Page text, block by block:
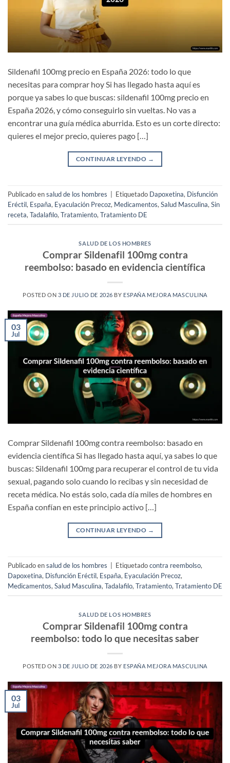
Sildenafil 100mg precio en España 2026: todo lo que
necesitas para comprar hoy Si has llegado hasta aquí es
porque ya sabes lo que buscas: sildenafil 100mg precio en
España 2026, y cómo conseguirlo sin vueltas. No vas a
encontrar una guía médica aburrida. Esto es un corte directo:
quieres el mejor precio, quieres pago […]
CONTINUAR LEYENDO →
Publicado ensalud de los hombres Etiquetado Dapoxetina, Disfunción
Eréctil, España, Eyaculación Precoz, Medicamentos, Salud Masculina, Sin
receta, Tadalafilo, Tratamiento, Tratamiento DE
SALUD DE LOS HOMBRES
Comprar Sildenafil 100mg contra
reembolso: basado en evidencia científica
POSTED ON 3 DE JULIO DE 2026 BY ESPAÑA MEJORA MASCULINA
03
Jul
Comprar Sildenafil 100mg contra reembolso: basado en
evidencia científica Si has llegado hasta aquí, ya sabes lo que
buscas: Sildenafil 100mg para recuperar el control de tu vida
sexual, pagando solo cuando lo recibas y sin necesidad de
receta médica. No estás solo, cada día miles de hombres en
España confían en este principio activo […]
CONTINUAR LEYENDO →
Publicado ensalud de los hombres Etiquetadocontra reembolso,
Dapoxetina, Disfunción Eréctil, España, Eyaculación Precoz,
Medicamentos, Salud Masculina, Tadalafilo, Tratamiento, Tratamiento DE
SALUD DE LOS HOMBRES
Comprar Sildenafil 100mg contra
reembolso: todo lo que necesitas saber
POSTED ON 3 DE JULIO DE 2026 BY ESPAÑA MEJORA MASCULINA
03
Jul